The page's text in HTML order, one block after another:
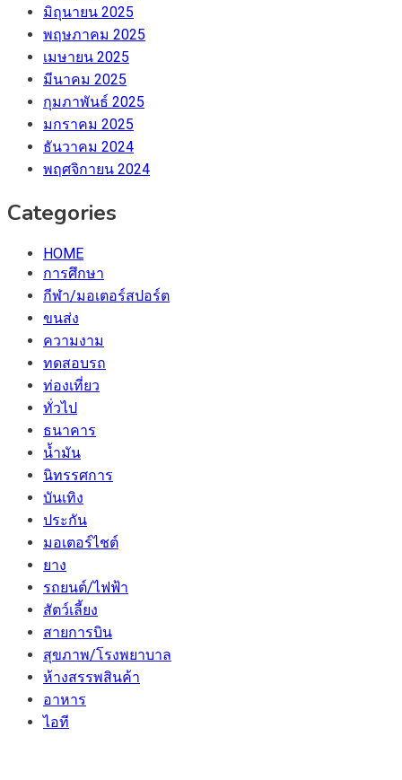
มิถุนายน 2025
พฤษภาคม 2025
เมษายน 2025
มีนาคม 2025
กุมภาพันธ์ 2025
มกราคม 2025
ธันวาคม 2024
พฤศจิกายน 2024
Categories
HOME
การศึกษา
กีฬา/มอเตอร์สปอร์ต
ขนส่ง
ความงาม
ทดสอบรถ
ท่องเที่ยว
ทั่วไป
ธนาคาร
น้ำมัน
นิทรรศการ
บันเทิง
ประกัน
มอเตอร์ไชต์
ยาง
รถยนต์/ไฟฟ้า
สัตว์เลี้ยง
สายการบิน
สุขภาพ/โรงพยาบาล
ห้างสรรพสินค้า
อาหาร
ไอที